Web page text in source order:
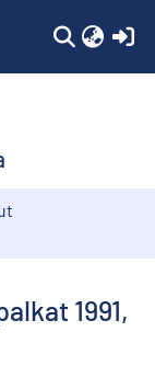
1991,